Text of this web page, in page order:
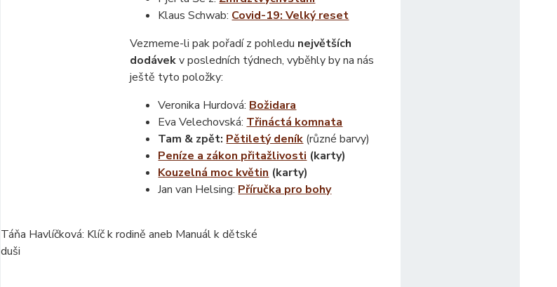
Klaus Schwab: Covid-19: Velký reset
Vezmeme-li pak pořadí z pohledu největších
dodávekv posledních týdnech, vyběhly by na nás
ještě tyto položky:
Veronika Hurdová: Božidara
Eva Velechovská: Třináctá komnata
Tam & zpět: Pětiletý deník (různé barvy)
Peníze a zákon přitažlivosti (karty)
Kouzelná moc květin (karty)
Jan van Helsing: Příručka pro bohy
Táňa Havlíčková: Klíč k rodině aneb Manuál k dětské
duši